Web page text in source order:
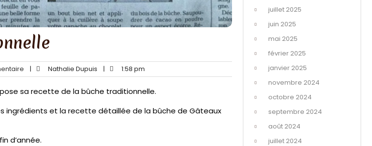
| Nathalie Dupuis | 1:58 pm
sa recette de la bûche traditionnelle.
ingrédients et la recette détaillée de la bûche de Gâteaux
d’année.
juillet 2025
juin 2025
mai 2025
février 2025
janvier 2025
novembre 2024
octobre 2024
septembre 2024
août 2024
juillet 2024